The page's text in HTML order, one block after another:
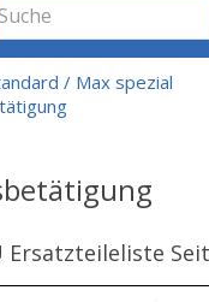
/ Max spezial
Ersatzteileliste